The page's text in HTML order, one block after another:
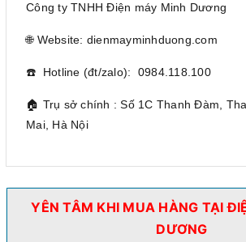
Công ty TNHH Điện máy Minh Dương
🌐 Website: dienmayminhduong.com
☎️ Hotline (đt/zalo): 0984.118.100
🏠 Trụ sở chính : Số 1C Thanh Đàm,
Mai, Hà Nội
YÊN TÂM KHI MUA HÀNG TẠI
DƯƠNG